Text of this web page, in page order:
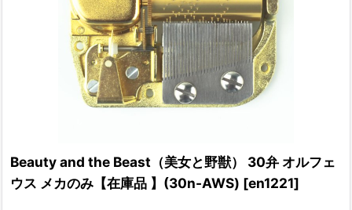
Beauty and the Beast（美女と野獣） 30弁 オルフェ
ウス メカのみ【在庫品 】(30n-AWS) [en1221]